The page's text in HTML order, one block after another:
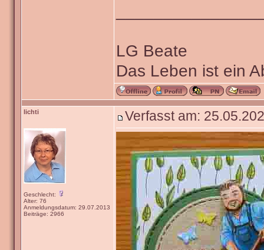
LG Beate
Das Leben ist ein
lichti
Geschlecht:
Alter: 76
Anmeldungsdatum: 29.07.2013
Beiträge: 2966
Verfasst am: